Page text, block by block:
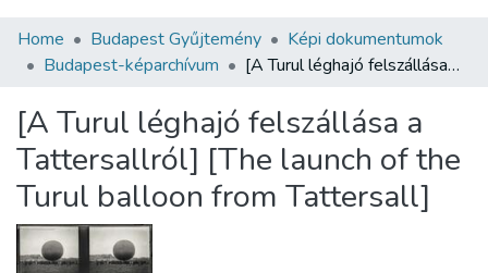
Communities & Collections
Statistics
About us
Home Budapest Gyűjtemény
Képi dokumentumok
Budapest-képarchívum
[A Turul léghajó felszállása a Tattersallról] [The launch of the Turul balloon from Tattersall]
[A Turul léghajó felszállása a
Tattersallról] [The launch of the
Turul balloon from Tattersall]